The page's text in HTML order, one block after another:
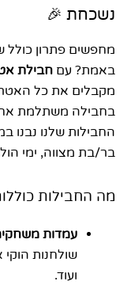
נשכחת 🎉
מחפשים פתרון כולל
באמת? עם חבילת
מקבלים את כל
בחבילה משתלמת
החבילות שלנו נבנו
בר/בת מצווה, ימי
מה החבילות
עמדות
שולחנות הוקי
ועוד.